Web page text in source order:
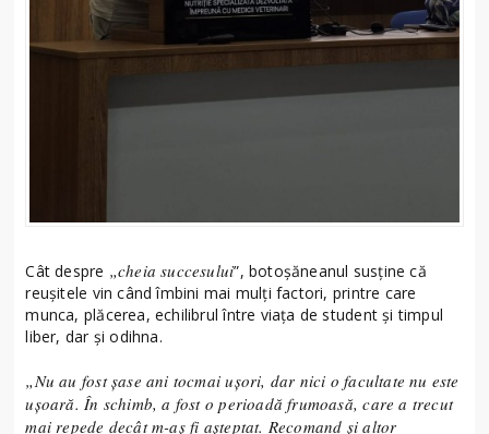
Cât despre „cheia succesului”, botoșăneanul susține că
reușitele vin când îmbini mai mulți factori, printre care
munca, plăcerea, echilibrul între viața de student și timpul
liber, dar și odihna.
„Nu au fost șase ani tocmai ușori, dar nici o facultate nu este
ușoară. În schimb, a fost o perioadă frumoasă, care a trecut
mai repede decât m-aș fi așteptat. Recomand și altor